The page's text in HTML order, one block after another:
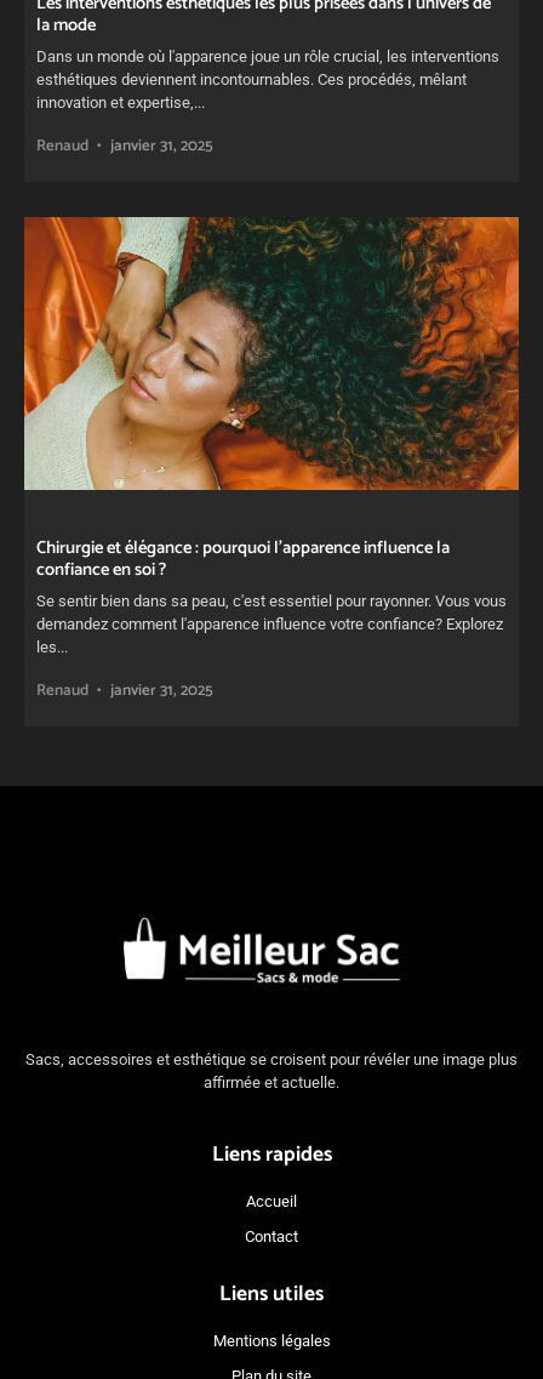
la mode
Dans un monde où l'apparence joue un rôle crucial, les interventions
esthétiques deviennent incontournables. Ces procédés, mêlant
innovation et expertise,...
Renaud janvier 31, 2025
Chirurgie et élégance : pourquoi l’apparence influence la
confiance en soi ?
Se sentir bien dans sa peau, c'est essentiel pour rayonner. Vous vous
demandez comment l'apparence influence votre confiance? Explorez
les...
Renaud janvier 31, 2025
Sacs, accessoires et esthétique se croisent pour révéler une image plus
affirmée et actuelle.
Liens rapides
Accueil
Contact
Liens utiles
Mentions légales